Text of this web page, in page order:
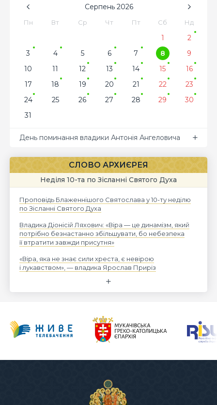
Серпень 2026
Пн Вт Ср Чт Пт Сб Нд
1
2
3
4 5 6 7 8
9
10
11 12 13 14 15
16
17
18 19 20 21 22
23
24
25 26 27 28 29
30
31
День поминання владики Антонія Ангеловича
СЛОВО АРХИЄРЕЯ
Неділя 10-та по Зісланні Святого Духа
Проповідь Блаженнішого Святослава у 10-ту неділю
по Зісланні Святого Духа
Владика Діонісій Ляхович: «Віра — це динамізм, який
потрібно безнастанно збільшувати, бо небезпека
її втратити завжди присутня»
«Віра, яка не знає сили хреста, є невірою
і лукавством», — владика Ярослав Приріз